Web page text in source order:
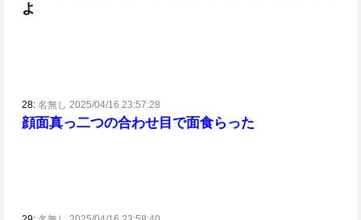
よ
28: 名無し 2025/04/16 23:57:28
顔面真っ二つの合わせ目で面食らった